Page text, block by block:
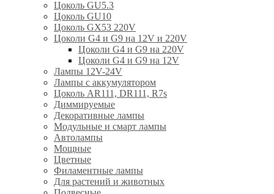
Цоколь GU5.3
Цоколь GU10
Цоколь GX53 220V
Цоколи G4 и G9 на 12V и 220V
Цоколи G4 и G9 на 220V
Цоколи G4 и G9 на 12V
Лампы 12V-24V
Лампы с аккумулятором
Цоколь AR111, DR111, R7s
Диммируемые
Декоративные лампы
Модульные и смарт лампы
Автолампы
Мощные
Цветные
Филаментные лампы
Для растений и животных